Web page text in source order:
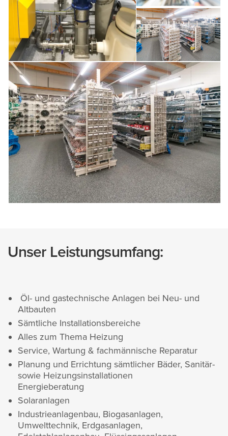
Unser Leistungsumfang:
Öl- und gastechnische Anlagen bei Neu- und
Altbauten
Sämtliche Installationsbereiche
Alles zum Thema Heizung
Service, Wartung & fachmännische Reparatur
Planung und Errichtung sämtlicher Bäder, Sanitär-
sowie Heizungsinstallationen
Energieberatung
Solaranlagen
Industrieanlagenbau, Biogasanlagen,
Umwelttechnik, Erdgasanlagen,